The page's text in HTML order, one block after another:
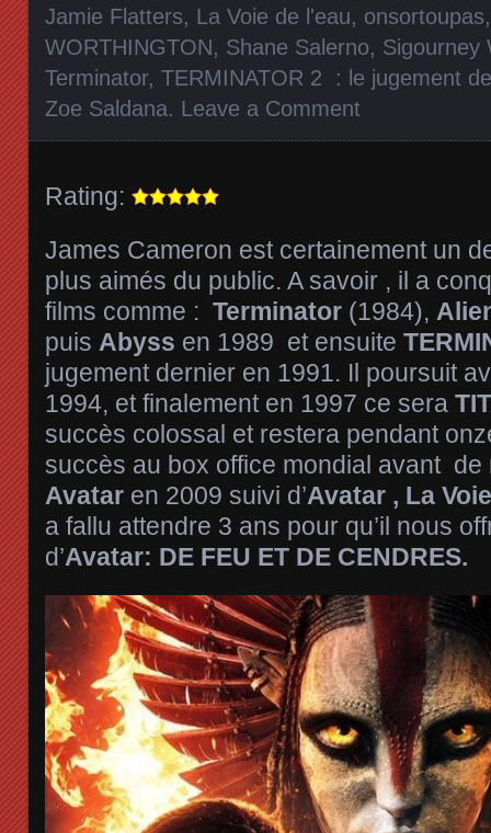
Jamie Flatters, La Voie de l'eau, onsortoupas
WORTHINGTON, Shane Salerno, Sigourney
Terminator, TERMINATOR 2 : le jugement
Zoe Saldana. Leave a Comment
Rating:
James Cameron est certainement un
plus aimés du public. A savoir , il a
films comme : Terminator (1984),
puis Abyss en 1989 et ensuite
jugement dernier en 1991. Il poursuit
1994, et finalement en 1997 ce sera
succès colossal et restera pendant
succès au box office mondial avant de
Avatar en 2009 suivi d’Avatar , La
a fallu attendre 3 ans pour qu’il nous
d’Avatar: DE FEU ET DE CENDRES.